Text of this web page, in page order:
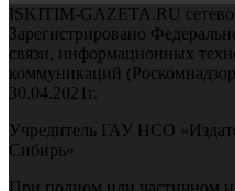
ISKITIM-GAZETA.RU
Зарегистрировано
связи, информационных
коммуникаций
30.04.2021г.
Учредитель ГАУ НСО
Сибирь»